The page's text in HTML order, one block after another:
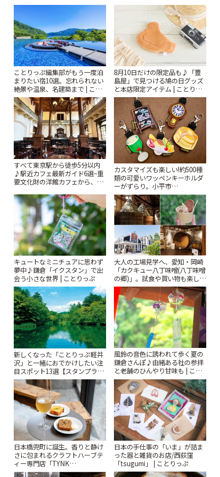
ことりっぷ編集部がもう一度泊
まりたい宿10選。忘れられない
絶景や温泉、名建築まで | こと
りっぷ
8月10日だけの限定品も♪「豊
島屋」で見つける鳩の日グッズ
と本店限定アイテム | ことりっ
ぷ
すべて東京駅から徒歩5分以内
♪駅近カフェ最新ガイド6選~重
要文化財の洋館カフェから、改
りっぷ
カスタマイズも楽しい!約500種
類の可愛いワッペンキーホルダ
ーがずらり。小平市
「Kimamaya T&K」 | ことりっ
ぷ
キュートなミニチュアに思わず
夢中♪鎌倉「イクスタン」で出
会う小さな世界 | ことりっぷ
大人の工場見学へ、愛知・岡崎
「カクキュー八丁味噌(八丁味噌
の郷)」。試食や買い物も楽しみ
♪ | ことりっぷ
新しくなった「ことりっぷ軽井
沢」と一緒におでかけしたい注
目スポット13選【スタンプラリ
ー開催中】 | ことりっぷ
風鈴の音色に誘われて歩く夏の
鎌倉さんぽ♪由緒ある社の参拝
と老舗のひんやり甘味も | こと
りっぷ
日本橋兜町に誕生。香りと静け
さに包まれるクラフトハーブテ
ィー専門店「TYNK
Kabutocho」 | ことりっぷ
日本の手仕事の「いま」が詰ま
った器と雑貨のお店/西荻窪
「tsugumi」 | ことりっぷ